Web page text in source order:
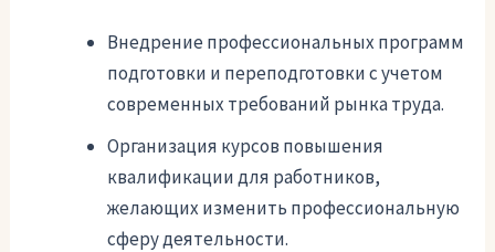
Внедрение профессиональных программ
подготовки и переподготовки с учетом
современных требований рынка труда.
Организация курсов повышения
квалификации для работников,
желающих изменить профессиональную
сферу деятельности.